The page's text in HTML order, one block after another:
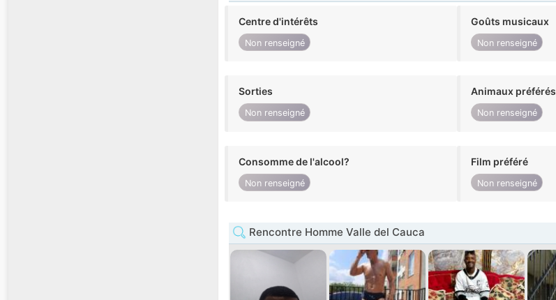
Centre d'intérêts
Non renseigné
Goûts musicaux
Non renseigné
Sorties
Non renseigné
Animaux préférés
Non renseigné
Consomme de l'alcool?
Non renseigné
Film préféré
Non renseigné
Rencontre Homme Valle del Cauca